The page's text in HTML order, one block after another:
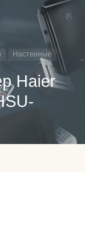
Настенные
Haier